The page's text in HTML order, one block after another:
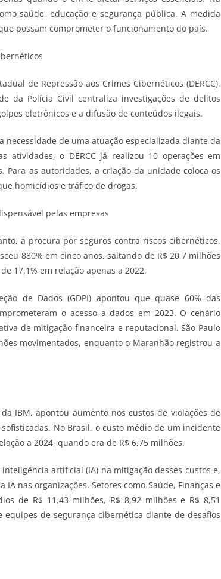
saúde, educação e segurança pública. A medida
possam comprometer o funcionamento do país.
de Repressão aos Crimes Cibernéticos (DERCC),
da Polícia Civil centraliza investigações de delitos
eletrônicos e a difusão de conteúdos ilegais.
necessidade de uma atuação especializada diante da
atividades, o DERCC já realizou 10 operações em
as autoridades, a criação da unidade coloca os
homicídios e tráfico de drogas.
pelas empresas
a procura por seguros contra riscos cibernéticos.
880% em cinco anos, saltando de R$ 20,7 milhões
17,1% em relação apenas a 2022.
de Dados (GDPI) apontou que quase 60% das
o acesso a dados em 2023. O cenário
de mitigação financeira e reputacional. São Paulo
movimentados, enquanto o Maranhão registrou a
IBM, apontou aumento nos custos de violações de
No Brasil, o custo médio de um incidente
a 2024, quando era de R$ 6,75 milhões.
artificial (IA) na mitigação desses custos e,
nas organizações. Setores como Saúde, Finanças e
de R$ 11,43 milhões, R$ 8,92 milhões e R$ 8,51
de segurança cibernética diante de desafios